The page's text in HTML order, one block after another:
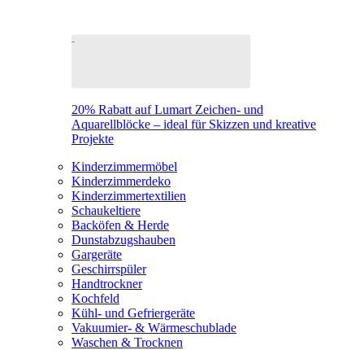
20% Rabatt auf Lumart Zeichen- und
Aquarellblöcke – ideal für Skizzen und kreative
Projekte
Kinderzimmermöbel
Kinderzimmerdeko
Kinderzimmertextilien
Schaukeltiere
Backöfen & Herde
Dunstabzugshauben
Gargeräte
Geschirrspüler
Handtrockner
Kochfeld
Kühl- und Gefriergeräte
Vakuumier- & Wärmeschublade
Waschen & Trocknen